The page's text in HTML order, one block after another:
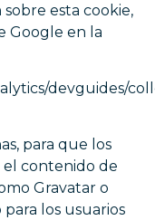
esta cookie,
Google en la
devguides/
para que los
contenido de
Gravatar o
los usuarios